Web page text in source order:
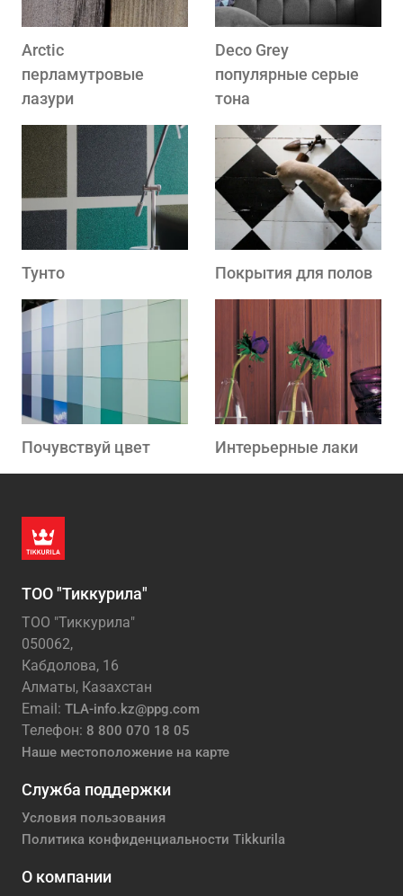
Arctic
перламутровые
лазури
Deco Grey
популярные серые
тона
Тунто Покрытия для полов
Почувствуй цвет Интерьерные лаки
ТОО "Тиккурила"
ТОО "Тиккурила"
050062,
Кабдолова, 16
Алматы, Казахстан
Email: TLA-info.kz@ppg.com
Телефон: 8 800 070 18 05
Наше местоположение на карте
Служба поддержки
Условия пользования
Политика конфиденциальности Tikkurila
О компании